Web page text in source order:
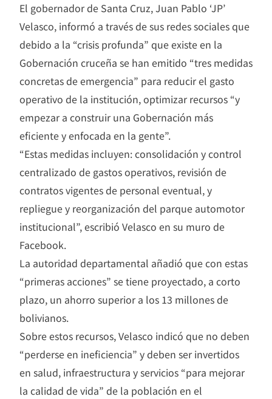
El gobernador de Santa Cruz, Juan Pablo ‘JP’
Velasco, informó a través de sus redes sociales que
debido a la “crisis profunda” que existe en la
Gobernación cruceña se han emitido “tres medidas
concretas de emergencia” para reducir el gasto
operativo de la institución, optimizar recursos “y
empezar a construir una Gobernación más
eficiente y enfocada en la gente”.
“Estas medidas incluyen: consolidación y control
centralizado de gastos operativos, revisión de
contratos vigentes de personal eventual, y
repliegue y reorganización del parque automotor
institucional”, escribió Velasco en su muro de
Facebook.
La autoridad departamental añadió que con estas
“primeras acciones” se tiene proyectado, a corto
plazo, un ahorro superior a los 13 millones de
bolivianos.
Sobre estos recursos, Velasco indicó que no deben
“perderse en ineficiencia” y deben ser invertidos
en salud, infraestructura y servicios “para mejorar
la calidad de vida” de la población en el